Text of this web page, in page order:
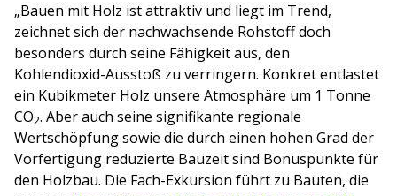
„Bauen mit Holz ist attraktiv und liegt im Trend,
zeichnet sich der nachwachsende Rohstoff doch
besonders durch seine Fähigkeit aus, den
Kohlendioxid-Ausstoß zu verringern. Konkret entlastet
ein Kubikmeter Holz unsere Atmosphäre um 1 Tonne
CO2. Aber auch seine signifikante regionale
Wertschöpfung sowie die durch einen hohen Grad der
Vorfertigung reduzierte Bauzeit sind Bonuspunkte für
den Holzbau. Die Fach-Exkursion führt zu Bauten, die